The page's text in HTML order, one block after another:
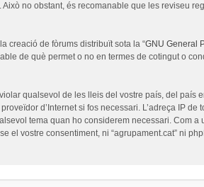
no obstant, és recomanable que les reviseu
creació de fòrums distribuït sota la “GNU General
de què permet o no en termes de cotingut o
qualsevol de les lleis del vostre país, del país
d’Internet si fos necessari. L’adreça IP de
tema quan ho considerem necessari. Com a
vostre consentiment, ni “agrupament.cat” ni